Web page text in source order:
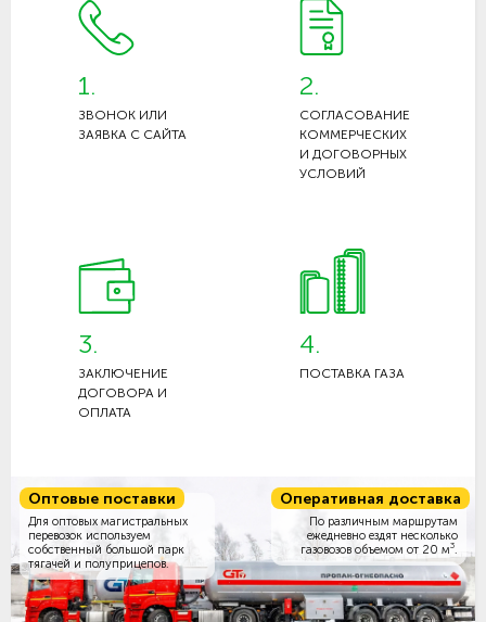
1.
ЗВОНОК ИЛИ
ЗАЯВКА С САЙТА
2.
СОГЛАСОВАНИЕ
КОММЕРЧЕСКИХ
И ДОГОВОРНЫХ
УСЛОВИЙ
3.
ЗАКЛЮЧЕНИЕ
ДОГОВОРА И
ОПЛАТА
4.
ПОСТАВКА ГАЗА
Оптовые поставки
Для оптовых магистральных
перевозок используем
собственный большой парк
тягачей и полуприцепов.
Оперативная доставка
По различным маршрутам
ежедневно ездят несколько
газовозов объемом от 20 м3